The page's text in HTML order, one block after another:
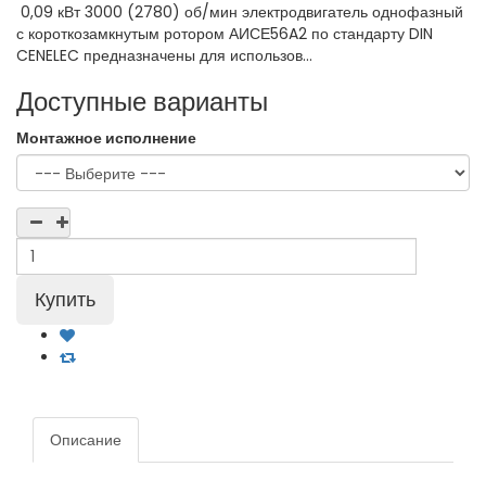
0,09 кВт 3000 (2780) об/мин электродвигатель однофазный
с короткозамкнутым ротором АИСЕ56A2 по стандарту DIN
CENELEC предназначены для использов...
Доступные варианты
Монтажное исполнение
Описание